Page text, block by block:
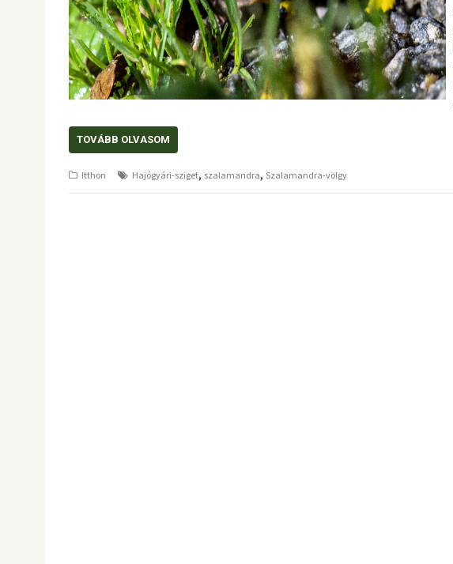
TOVÁBB OLVASOM
Itthon Hajógyári-sziget, szalamandra, Szalamandra-völgy